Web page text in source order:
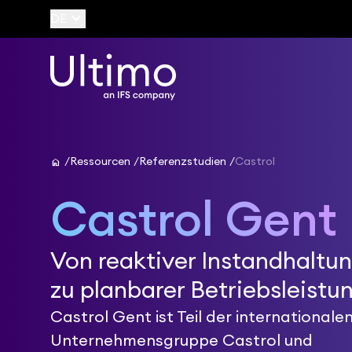
home Ressourcen Referenzstudien Castrol
Castrol Gent
Von reaktiver
zu planbarer
Castrol Gent ist Teil der internationalen
Unternehmensgruppe Castrol und